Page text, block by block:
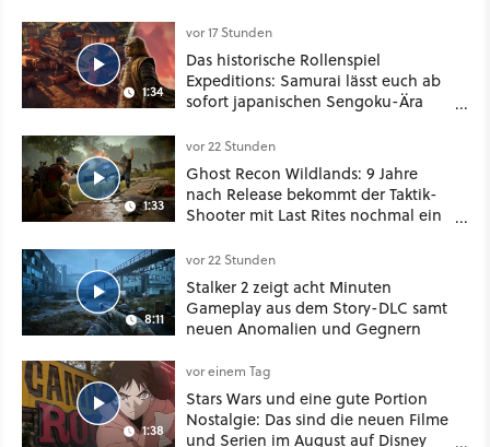
1:34
vor 17 Stunden
Das historische Rollenspiel
Expeditions: Samurai lässt euch ab
sofort japanischen Sengoku-Ära
oder Diplomatie
1:33
vor 22 Stunden
Ghost Recon Wildlands: 9 Jahre
nach Release bekommt der Taktik-
Shooter mit Last Rites nochmal ein
8:11
vor 22 Stunden
Stalker 2 zeigt acht Minuten
Gameplay aus dem Story-DLC samt
neuen Anomalien und Gegnern
1:38
vor einem Tag
Stars Wars und eine gute Portion
Nostalgie: Das sind die neuen Filme
und Serien im August auf Disney